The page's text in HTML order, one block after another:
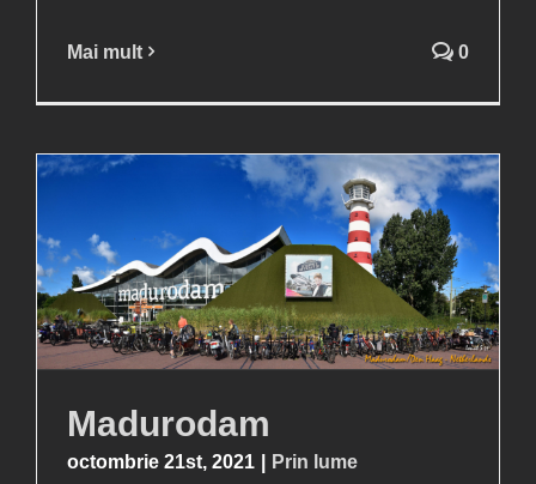
Mai mult 0
Madurodam
octombrie 21st, 2021 Prin lume